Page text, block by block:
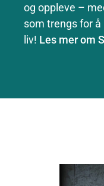
og oppleve –
som trengs for
liv! Les mer om